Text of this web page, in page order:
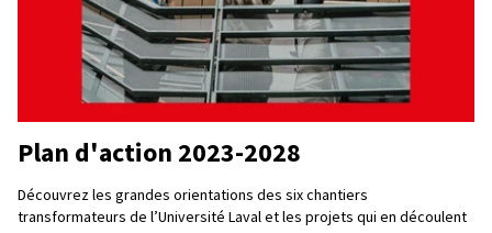
Plan d'action 2023-2028
Découvrez les grandes orientations des six chantiers
transformateurs de l’Université Laval et les projets qui en découlent